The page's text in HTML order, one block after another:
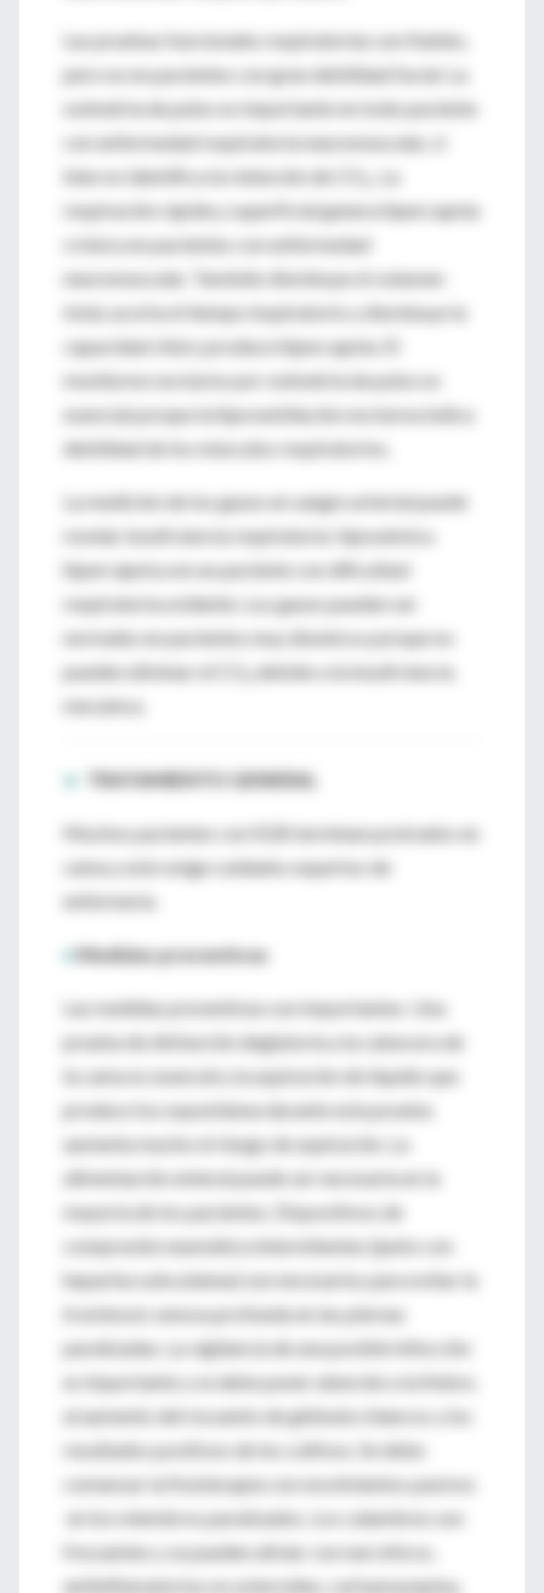
Las pruebas funcionales respiratorias son fiables,
pero no en pacientes con gran debilidad facial. La
oximetría de pulso es importante en todo paciente
con enfermedad respiratoria neuromuscular, si
bien no identifica la retención de CO
respiración rápida y superficial genera hipercapnia
crónica en pacientes con enfermedad
neuromuscular. También disminuye el volumen
total, acorta el tiempo inspiratorio y disminuye la
capacidad vital y produce hipercapnia. El
monitoreo nocturno por oximetría de pulso es
esencial porque la hipoventilación nocturna indica
debilidad de los músculos respiratorios.
La medición de los gases en sangre arterial puede
revelar insuficiencia respiratoria hipoxémica
hipercápnica en un paciente con dificultad
respiratoria evidente. Los gases pueden ser
normales en pacientes muy disneicos porque no
pueden eliminar el CO
debido a la insuficiencia
mecánica.
► TRATAMIENTO GENERAL
Muchos pacientes con SGB terminan postrados en
cama y esto exige cuidados expertos de
enfermería.
♦Medidas preventivas
Las medidas preventivas son importantes. Una
prueba de disfunción deglutoria a la cabecera de
la cama es esencial y la aspiración de líquido que
produce tos espontánea durante esta prueba
aumenta mucho el riesgo de aspiración. La
alimentación enteral puede ser necesaria en la
mayoría de los pacientes. Dispositivos de
compresión neumática intermitentes (junto con
heparina subcutánea) son necesarios para evitar la
trombosis venosa profunda en las piernas
paralizadas. La vigilancia de una posible infección
es importante y se debe poner atención a la fiebre,
al aumento del recuento de glóbulos blancos y los
resultados positivos de los cultivos. Se debe
comenzar la fisioterapia con movimientos pasivos
en los miembros paralizados. Los calambres son
frecuentes y se pueden aliviar con narcóticos,
antiinflamatorios no esteroides, carbamazepina,